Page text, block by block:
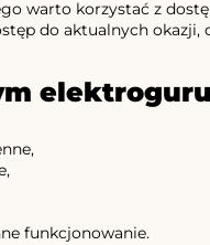
warto korzystać z
do aktualnych
funkcjonowanie.